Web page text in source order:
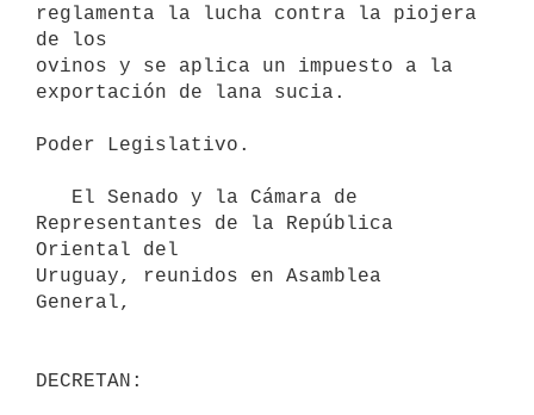
reglamenta la lucha contra la piojera
de los
ovinos y se aplica un impuesto a la
exportación de lana sucia.
Poder Legislativo.
Representantes de la República
Oriental del
Uruguay, reunidos en Asamblea
General,
DECRETAN: